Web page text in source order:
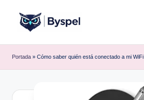
contenido
y
s
p
Portada » Cómo saber quién está conectado a mi WiFi